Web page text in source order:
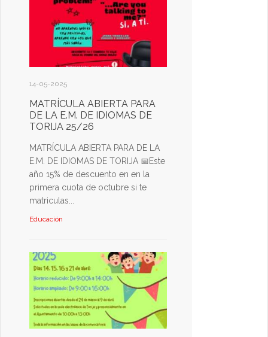
14-05-2025
MATRÍCULA ABIERTA PARA
DE LA E.M. DE IDIOMAS DE
TORIJA 25/26
MATRÍCULA ABIERTA PARA DE LA
E.M. DE IDIOMAS DE TORIJA 📅Este
año 15% de descuento en en la
primera cuota de octubre si te
matriculas...
Educación